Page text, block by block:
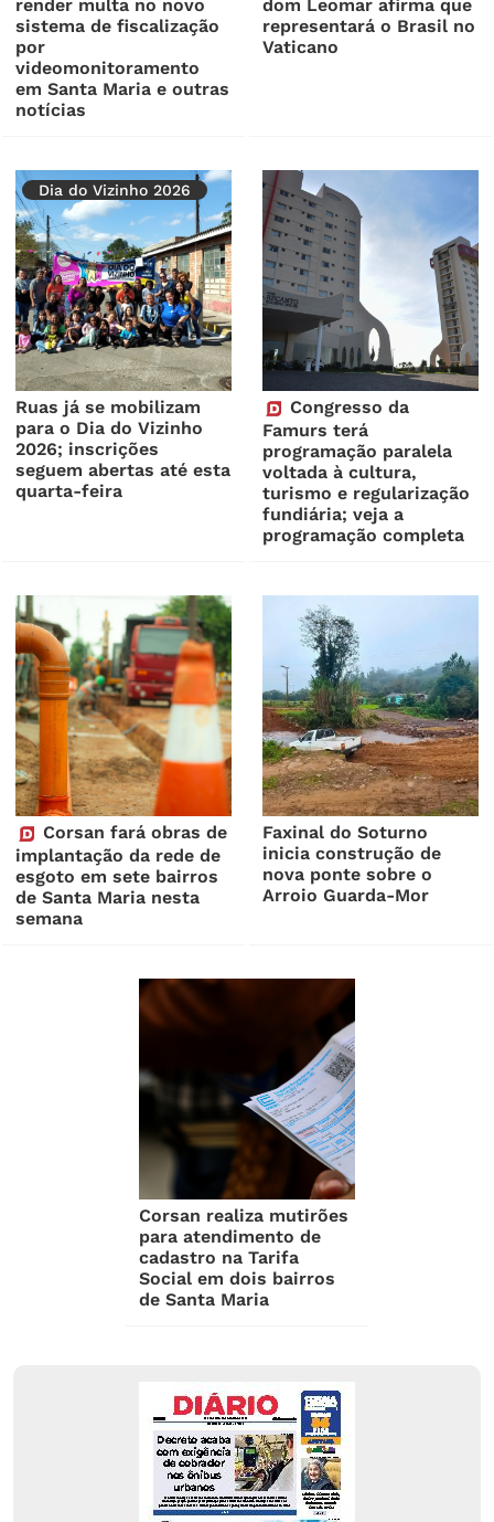
render multa no novo
sistema de fiscalização
por
videomonitoramento
em Santa Maria e outras
notícias
dom Leomar afirma que
representará o Brasil no
Vaticano
Dia do Vizinho 2026
Ruas já se mobilizam
para o Dia do Vizinho
2026; inscrições
seguem abertas até esta
quarta-feira
Congresso da
Famurs terá
programação paralela
voltada à cultura,
turismo e regularização
fundiária; veja a
programação completa
Corsan fará obras de
implantação da rede de
esgoto em sete bairros
de Santa Maria nesta
semana
Faxinal do Soturno
inicia construção de
nova ponte sobre o
Arroio Guarda-Mor
Corsan realiza mutirões
para atendimento de
cadastro na Tarifa
Social em dois bairros
de Santa Maria